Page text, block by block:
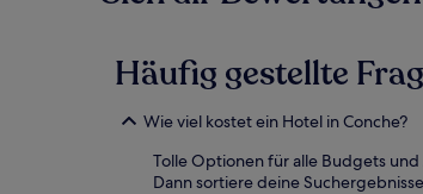
mit
2 Erwachsenen
gefunden
wurde.
Preise
Verfügbarkeiten
Häufig gestellte
Wie viel kostet ein Hotel in Conche?
Tolle Optionen für alle Budgets
Dann sortiere deine